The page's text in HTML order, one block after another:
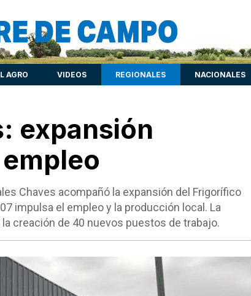
AGRO VIDEOS REGIONALES NACIONALES
expansión
Chaves acompañó la expansión del Frigorífico
impulsa el empleo y la producción local. La
creación de 40 nuevos puestos de trabajo.